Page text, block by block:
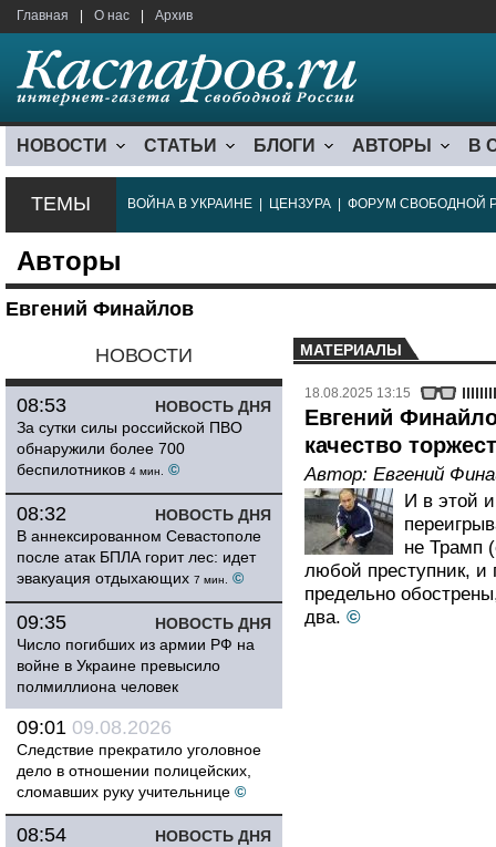
Главная О нас Архив
НОВОСТИ СТАТЬИ БЛОГИ АВТОРЫ В
ТЕМЫ ВОЙНА В УКРАИНЕ ЦЕНЗУРА ФОРУМ СВОБОДНОЙ
Авторы
Евгений Финайлов
НОВОСТИ
НОВОСТЬ ДНЯ
08:53
За сутки силы российской ПВО
обнаружили более 700
беспилотников 4 мин. ©
НОВОСТЬ ДНЯ
08:32
В аннексированном Севастополе
после атак БПЛА горит лес: идет
эвакуация отдыхающих 7 мин. ©
НОВОСТЬ ДНЯ
09:35
Число погибших из армии РФ на
войне в Украине превысило
полмиллиона человек
09:01 09.08.2026
Следствие прекратило уголовное
дело в отношении полицейских,
сломавших руку учительнице ©
НОВОСТЬ ДНЯ
08:54
МАТЕРИАЛЫ
18.08.2025 13:15
Евгений
качество
Автор: Евгений
И в этой
не Трамп
любой преступник, и
предельно
два. ©